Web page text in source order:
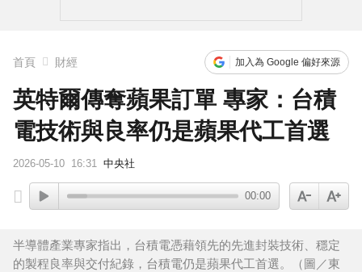
女律師涉詐慈濟10億 全國律師聯合會4點聲明：嚴厲譴責
首頁 財經 加入為 Google 偏好來源
英特爾傳奪蘋果訂單 專家：台積
電技術與良率仍是蘋果代工首選
2026-05-10 16:31 中央社
00:00
半導體產業專家指出，台積電憑藉領先的先進封裝技術、穩定
的製程良率與交付紀錄，台積電仍是蘋果代工首選。（圖／東